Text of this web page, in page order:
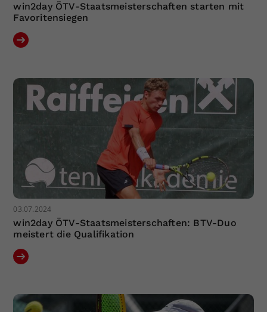
win2day ÖTV-Staatsmeisterschaften starten mit
Favoritensiegen
03.07.2024
win2day ÖTV-Staatsmeisterschaften: BTV-Duo
meistert die Qualifikation